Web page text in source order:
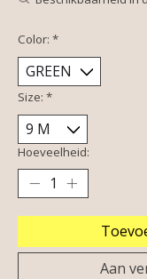
Color: *
Size: *
Hoeveelheid:
Aan